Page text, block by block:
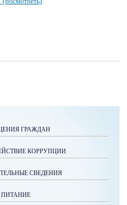
ГРАЖДАН
КОРРУПЦИИ
СВЕДЕНИЯ
ПИТАНИЕ